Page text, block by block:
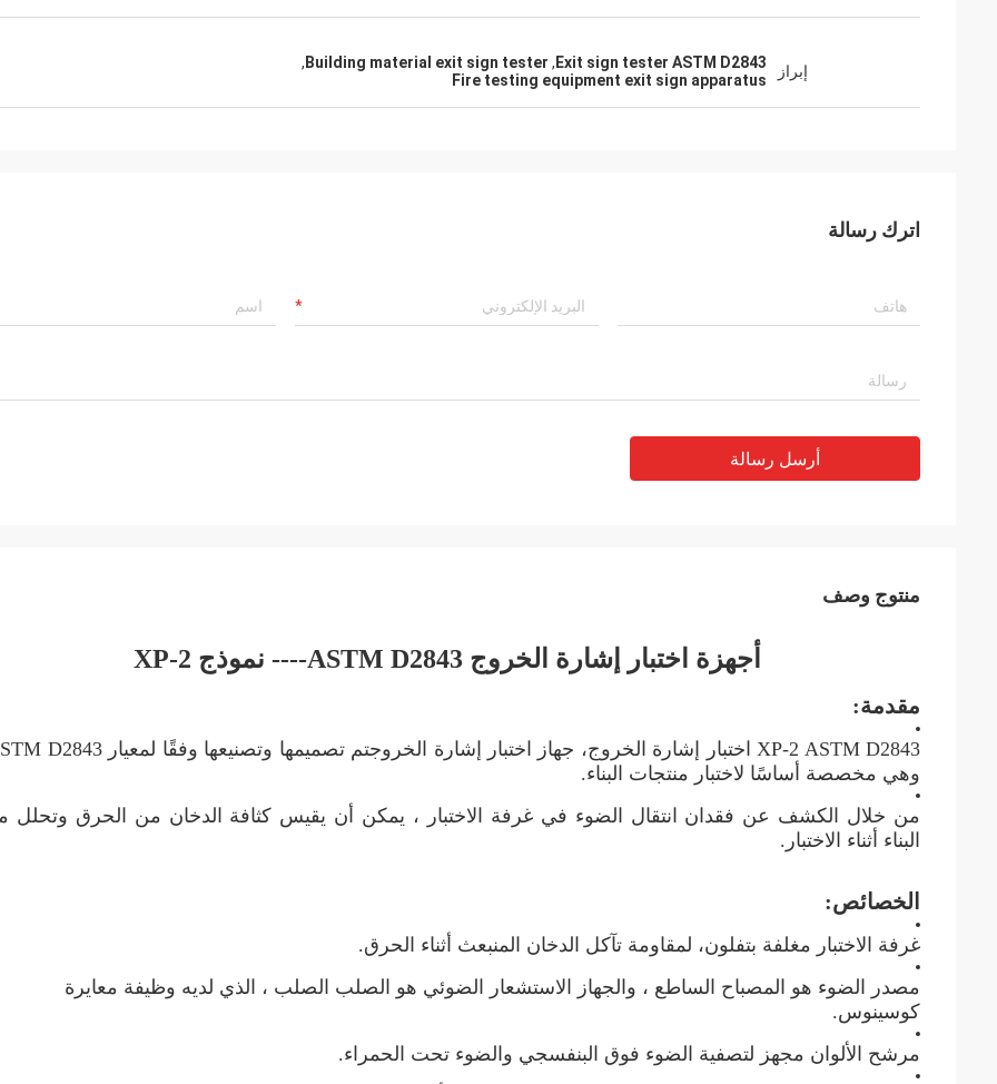
إبراز Exit sign tester ASTM D2843
,
Building material exit sign tester
,
Fire testing equipment exit sign apparatus
اترك رسالة
أرسل رسالة
منتوج وصف
أجهزة اختبار إشارة الخروج ASTM D2843 ---- نموذج XP-2
مقدمة:
XP-2 ASTM D2843 اختبار إشارة الخروج، جهاز اختبار إشارة الخروج
وهي مخصصة أساسًا لاختبار منتجات البناء.
من خلال الكشف عن فقدان انتقال الضوء في غرفة الاختبار ، يمكن أن يقيس كثافة الدخان من الحرق وتحلل
البناء أثناء الاختبار.
الخصائص:
غرفة الاختبار مغلفة بتفلون، لمقاومة تآكل الدخان المنبعث أثناء الحرق.
مصدر الضوء هو المصباح الساطع ، والجهاز الاستشعار الضوئي هو الصلب الصلب ، الذي لديه وظيفة معايرة
كوسينوس.
مرشح الألوان مجهز لتصفية الضوء فوق البنفسجي والضوء تحت الحمراء.